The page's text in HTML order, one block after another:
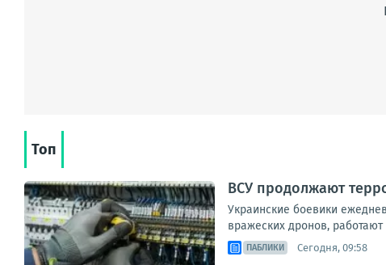
Топ
ВСУ продолжают
Украинские боевики
вражеских дронов,
ПАБЛИКИ Сегодня, 09:58